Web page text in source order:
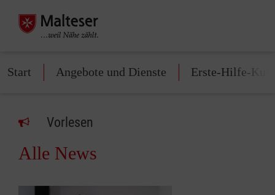
Start Angebote und Dienste Erste-Hilfe-
Vorlesen
Alle News